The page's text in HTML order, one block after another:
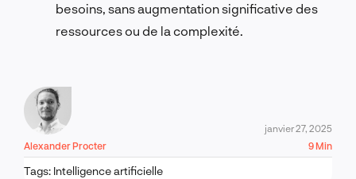
besoins, sans augmentation significative des
ressources ou de la complexité.
Alexander Procter
janvier 27, 2025
9 Min
Tags: Intelligence artificielle